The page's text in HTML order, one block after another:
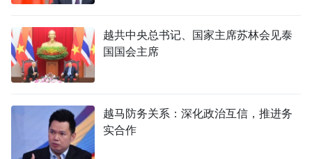
越共中央总书记、国家主席苏林会见泰
国国会主席
越马防务关系：深化政治互信，推进务
实合作